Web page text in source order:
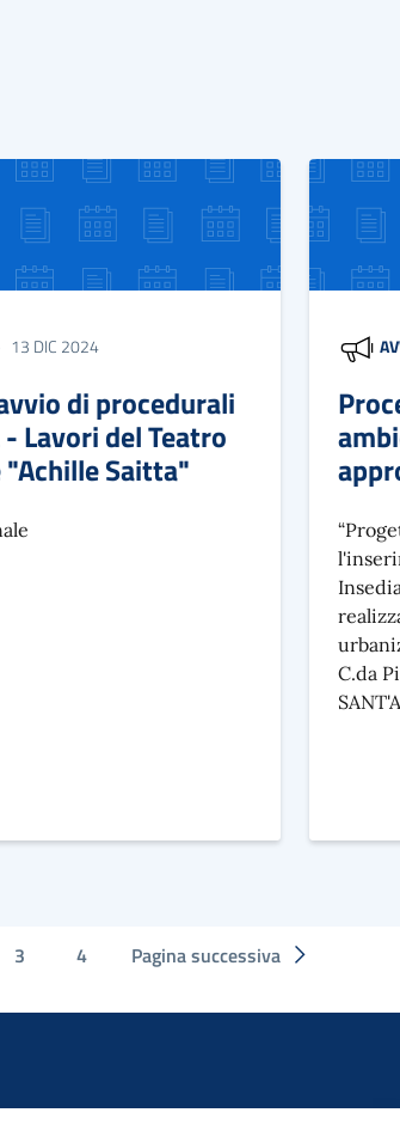
13 DIC 2024
di procedurali
Lavori del Teatro
"Achille Saitta"
C.da
3 4 Pagina successiva